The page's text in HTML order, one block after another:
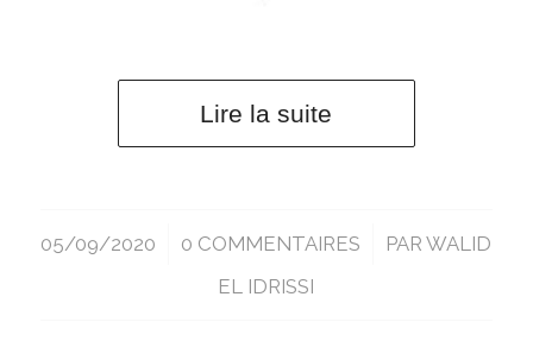
Lire la suite
05/09/2020
/ 0 COMMENTAIRES
/ PARWALID
EL IDRISSI